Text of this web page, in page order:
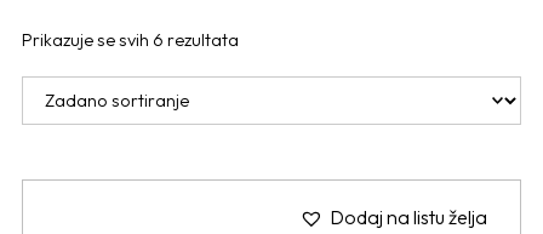
Prikazuje se svih 6 rezultata
Dodaj na listu želja